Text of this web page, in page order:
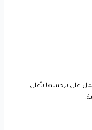
على ترجمتها بأعلى